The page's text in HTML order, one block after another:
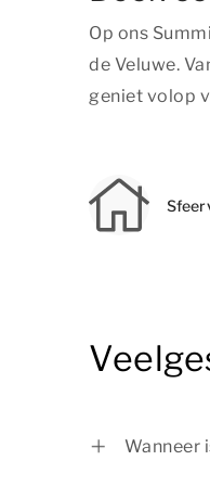
Op ons
de Veluwe.
geniet volop
Wanneer